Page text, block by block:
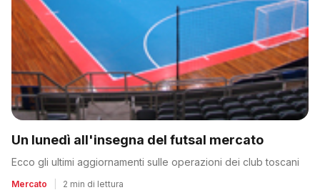
Un lunedì all'insegna del futsal mercato
Ecco gli ultimi aggiornamenti sulle operazioni dei club toscani
Mercato 2 min di lettura